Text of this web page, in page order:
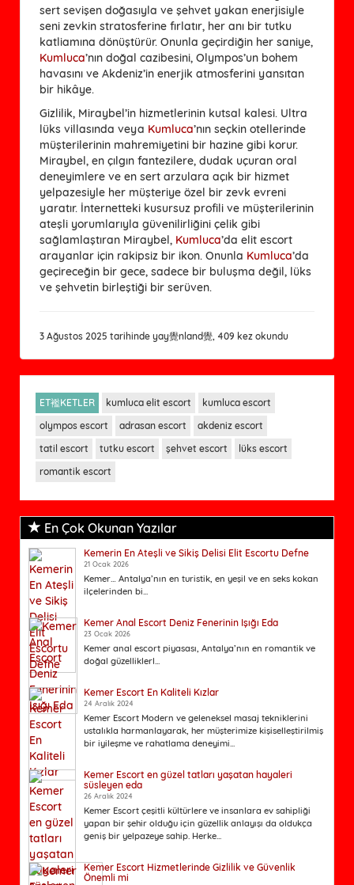
sert sevişen doğasıyla ve şehvet yakan enerjisiyle
seni zevkin stratosferine fırlatır, her anı bir tutku
katliamına dönüştürür. Onunla geçirdiğin her saniye,
Kumluca’nın doğal cazibesini, Olympos’un bohem
havasını ve Akdeniz’in enerjik atmosferini yansıtan
bir hikâye.
Gizlilik, Miraybel’in hizmetlerinin kutsal kalesi. Ultra
lüks villasında veya Kumluca’nın seçkin otellerinde
müşterilerinin mahremiyetini bir hazine gibi korur.
Miraybel, en çılgın fantezilere, dudak uçuran oral
deneyimlere ve en sert arzulara açık bir hizmet
yelpazesiyle her müşteriye özel bir zevk evreni
yaratır. İnternetteki kusursuz profili ve müşterilerinin
ateşli yorumlarıyla güvenilirliğini çelik gibi
sağlamlaştıran Miraybel, Kumluca’da elit escort
arayanlar için rakipsiz bir ikon. Onunla Kumluca’da
geçireceğin bir gece, sadece bir buluşma değil, lüks
ve şehvetin birleştiği bir serüven.
3 Ağustos 2025 tarihinde yay覺nland覺, 409 kez okundu
ET襤KETLER kumluca elit escort
kumluca escort
olympos escort
adrasan escort
akdeniz escort
tatil escort
tutku escort şehvet escort
lüks escort
romantik escort
En Çok Okunan Yazılar
Kemerin En Ateşli ve Sikiş Delisi Elit Escortu Defne
21 Ocak 2026
Kemer… Antalya’nın en turistik, en yeşil ve en seks kokan
ilçelerinden bi...
Kemer Anal Escort Deniz Fenerinin Işığı Eda
23 Ocak 2026
Kemer anal escort piyasası, Antalya’nın en romantik ve
doğal güzelliklerl...
Kemer Escort En Kaliteli Kızlar
24 Aralık 2024
Kemer Escort Modern ve geleneksel masaj tekniklerini
ustalıkla harmanlayarak, her müşterimize kişiselleştirilmiş
bir iyileşme ve rahatlama deneyimi...
Kemer Escort en güzel tatları yaşatan hayaleri
süsleyen eda
26 Aralık 2024
Kemer Escort çeşitli kültürlere ve insanlara ev sahipliği
yapan bir şehir olduğu için güzellik anlayışı da oldukça
geniş bir yelpazeye sahip. Herke...
Kemer Escort Hizmetlerinde Gizlilik ve Güvenlik
Önemli mi